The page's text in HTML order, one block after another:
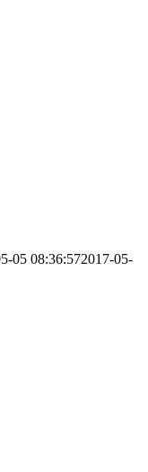
05 08:36:572017-05-